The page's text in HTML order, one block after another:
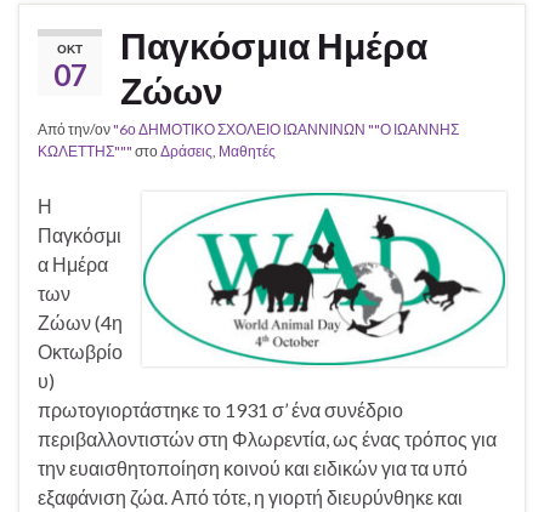
ΟΚΤ
07
Παγκόσμια Ημέρα
Ζώων
Από την/ον"6ο ΔΗΜΟΤΙΚΟ ΣΧΟΛΕΙΟ ΙΩΑΝΝΙΝΩΝ ""Ο ΙΩΑΝΝΗΣ
ΚΩΛΕΤΤΗΣ""" στοΔράσεις Μαθητές
Η
Παγκόσμι
α Ημέρα
των
Ζώων (4η
Οκτωβρίο
υ)
πρωτογιορτάστηκε το 1931 σ’ ένα συνέδριο
περιβαλλοντιστών στη Φλωρεντία, ως ένας τρόπος για
την ευαισθητοποίηση κοινού και ειδικών για τα υπό
εξαφάνιση ζώα. Από τότε, η γιορτή διευρύνθηκε και